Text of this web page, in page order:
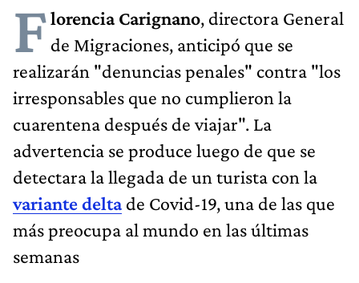
Florencia Carignano, directora General
de Migraciones, anticipó que se
realizarán "denuncias penales" contra "los
irresponsables que no cumplieron la
cuarentena después de viajar". La
advertencia se produce luego de que se
detectara la llegada de un turista con la
variante deltade Covid-19, una de las que
más preocupa al mundo en las últimas
semanas